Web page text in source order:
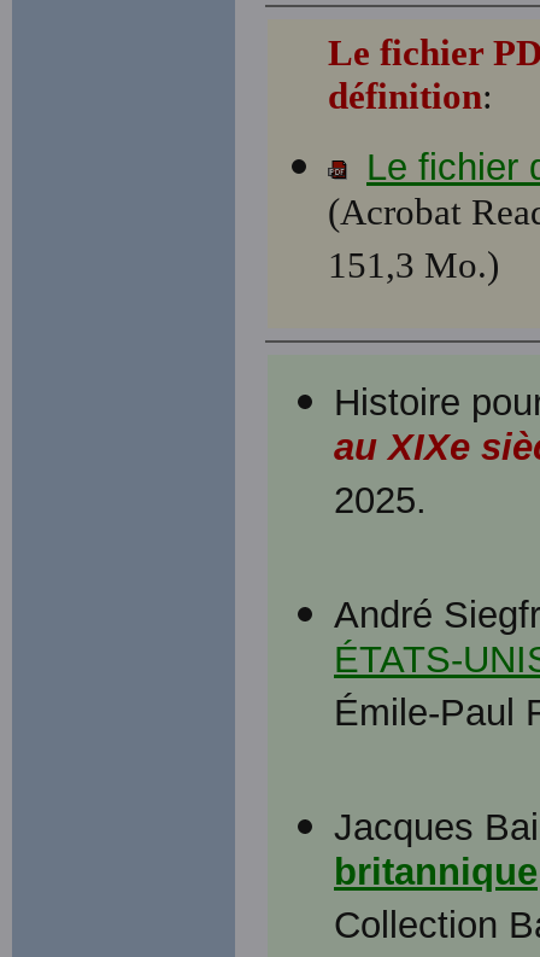
Le fichier
définition:
Le fichier
(Acrobat
151,3 Mo.)
Histoire
au XIXe
2025.
André
ÉTATS-
Émile-Paul
Jacques
britannique
Collection